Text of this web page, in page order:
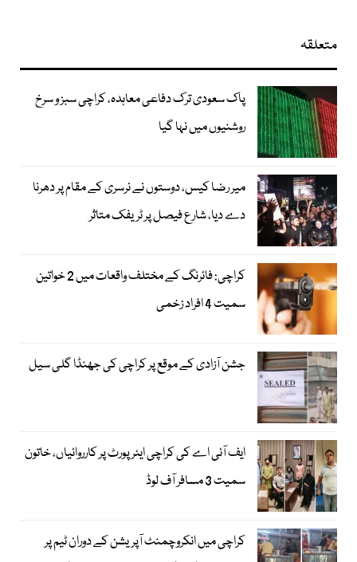
متعلقہ
پاک سعودی ترک دفاعی معاہدہ، کراچی سبز و سرخ
روشنیوں میں نہا گیا
میر رضا کیس، دوستوں نے نرسری کے مقام پر دھرنا
دے دیا، شارع فیصل پر ٹریفک متاثر
کراچی: فائرنگ کے مختلف واقعات میں 2 خواتین
سمیت 4 افراد زخمی
جشن آزادی کے موقع پر کراچی کی جھنڈا گلی سیل
ایف آئی اے کی کراچی ایئرپورٹ پر کارروائیاں، خاتون
سمیت 3 مسافر آف لوڈ
کراچی میں انکروچمنٹ آپریشن کے دوران ٹیم پر